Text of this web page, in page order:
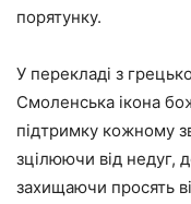
порятунку.
У перекладі з
Смоленська ікона
підтримку кожному
зцілюючи від недуг,
захищаючи просять